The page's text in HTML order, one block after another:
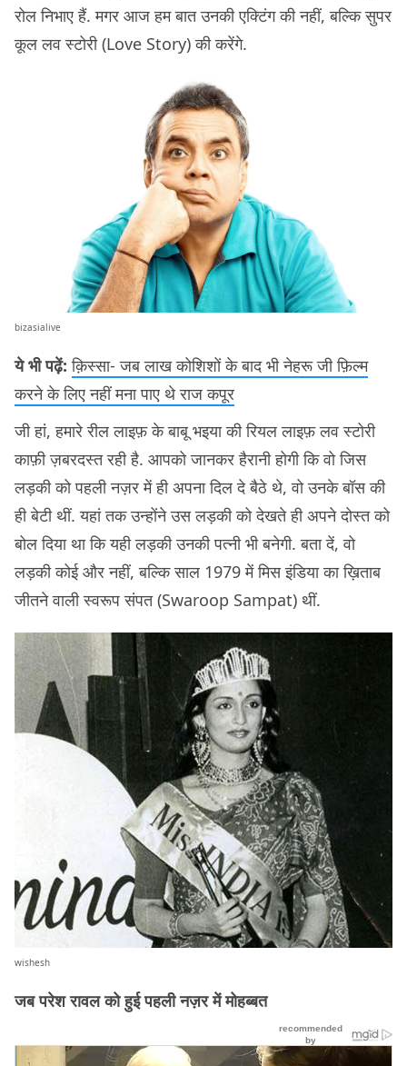
रोल निभाए हैं. मगर आज हम बात उनकी एक्टिंग की नहीं, बल्कि सुपर
कूल लव स्टोरी (Love Story) की करेंगे.
bizasialive
ये भी पढ़ें: क़िस्सा- जब लाख कोशिशों के बाद भी नेहरू जी फ़िल्म
करने के लिए नहीं मना पाए थे राज कपूर
जी हां, हमारे रील लाइफ़ के बाबू भइया की रियल लाइफ़ लव स्टोरी
काफ़ी ज़बरदस्त रही है. आपको जानकर हैरानी होगी कि वो जिस
लड़की को पहली नज़र में ही अपना दिल दे बैठे थे, वो उनके बॉस की
ही बेटी थीं. यहां तक उन्होंने उस लड़की को देखते ही अपने दोस्त को
बोल दिया था कि यही लड़की उनकी पत्नी भी बनेगी. बता दें, वो
लड़की कोई और नहीं, बल्कि साल 1979 में मिस इंडिया का ख़िताब
जीतने वाली स्वरूप संपत (Swaroop Sampat) थीं.
wishesh
जब परेश रावल को हुई पहली नज़र में मोहब्बत